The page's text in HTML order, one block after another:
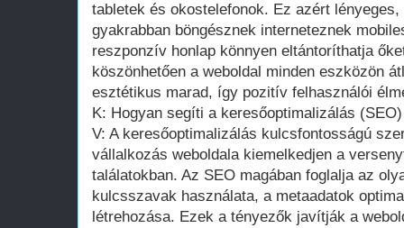
tabletek és okostelefonok. Ez azért
gyakrabban böngésznek interneteznek
reszponzív honlap könnyen eltántoríthatja
köszönhetően a weboldal minden eszközön
esztétikus marad, így pozitív felhasználói
K: Hogyan segíti a keresőoptimalizálás
V: A keresőoptimalizálás kulcsfontosságú
vállalkozás weboldala kiemelkedjen a
találatokban. Az SEO magában foglalja az
kulcsszavak használata, a metaadatok
létrehozása. Ezek a tényezők javítják a